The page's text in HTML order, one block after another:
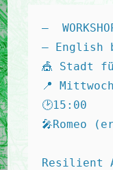
—
— English
🎪 Stadt
📍
🕑15:00
🎤Romeo
Resilient